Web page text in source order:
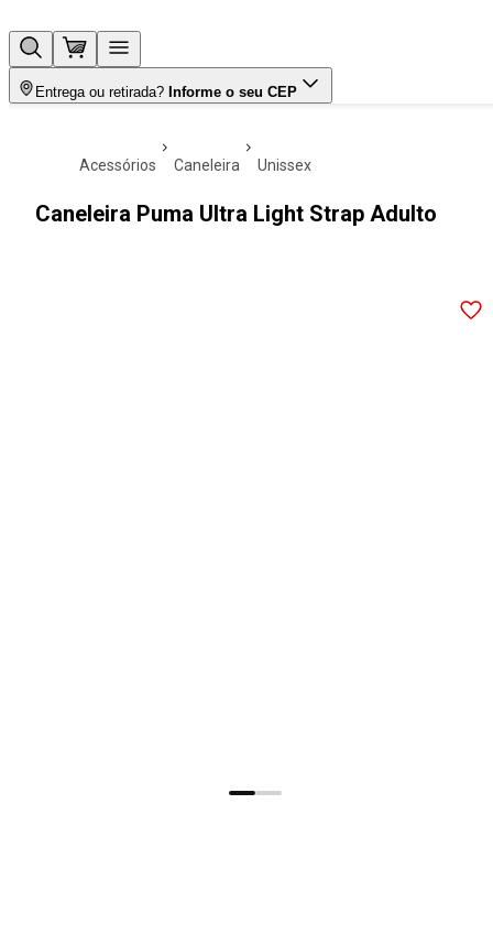
Entrega ou retirada? Informe o seu CEP
acessórios caneleira unissex
Caneleira Puma Ultra Light Strap Adulto